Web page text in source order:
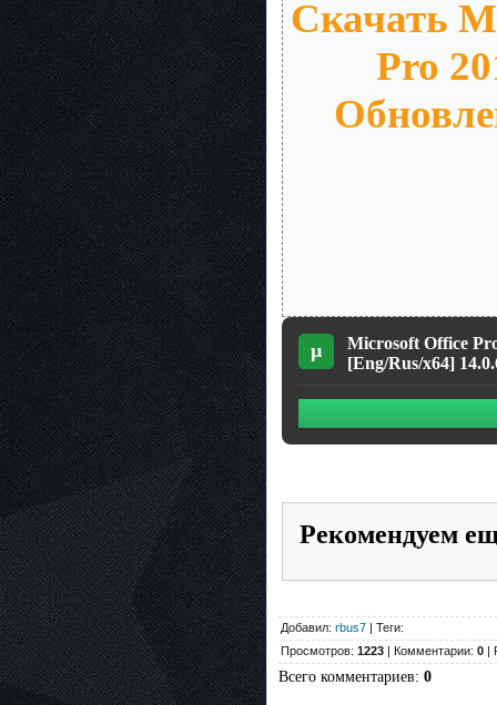
Скачать
Pro
µ
Microsoft Office
[Eng/Rus/x64]
Рекомендуем
Добавил: rbus7 | Теги:
Просмотров: 1223 | Комментарии: 0 |
Всего комментариев: 0